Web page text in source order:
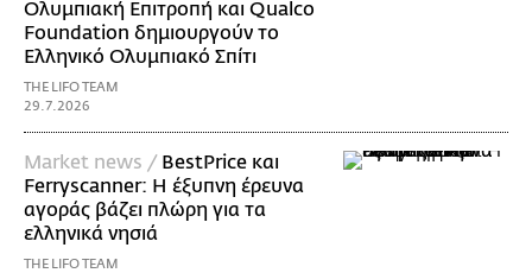
Ολυμπιακή Επιτροπή και Qualco
Foundation δημιουργούν το
Ελληνικό Ολυμπιακό Σπίτι
THE LIFO TEAM
29.7.2026
Market news / BestPrice και
Ferryscanner: Η έξυπνη έρευνα
αγοράς βάζει πλώρη για τα
ελληνικά νησιά
THE LIFO TEAM